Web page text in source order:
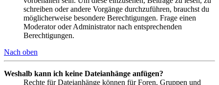
schreiben oder andere Vorgänge durchzuführen, brauchst du
möglicherweise besondere Berechtigungen. Frage einen
Moderator oder Administrator nach entsprechenden
Berechtigungen.
Nach oben
Weshalb kann ich keine Dateianhänge anfügen?
Rechte für Dateianhänge können für Foren, Gruppen und